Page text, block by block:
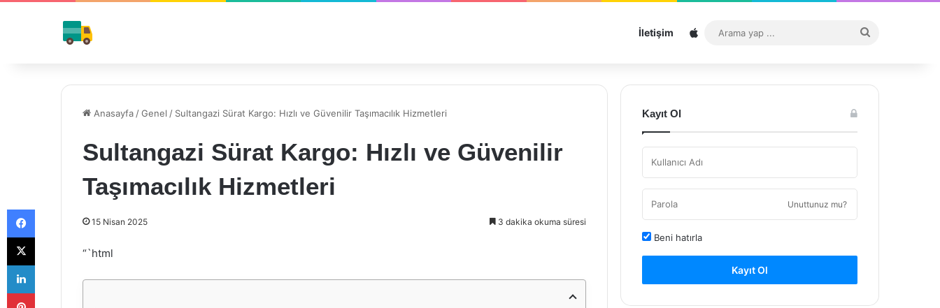
İletişim Sitemap
...
Anasayfa /Genel / Sultangazi Sürat Kargo: Hızlı ve Güvenilir Taşımacılık Hizmetleri
Sultangazi Sürat Kargo: Hızlı ve Güvenilir
Taşımacılık Hizmetleri
15 Nisan 2025 3 dakika okuma süresi
“`html
Kayıt Ol
Unuttunuz mu?
Beni hatırla
Kayıt Ol
Facebook
X
LinkedIn
Pinterest